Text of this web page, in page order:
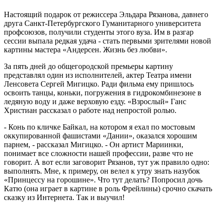
Настоящий подарок от режиссера Эльдара Рязанова, давнего
друга Санкт-Петербургского Гуманитарного университета
профсоюзов, получили студенты этого вуза. Им в разгар
сессии выпала редкая удача - стать первыми зрителями новой
картины мастера «Андерсен. Жизнь без любви».
За пять дней до общегородской премьеры картину
представлял один из исполнителей, актер Театра имени
Ленсовета Сергей Мигицко. Ради фильма ему пришлось
освоить танцы, коньки, погружения в гидрокомбинезоне в
ледяную воду и даже верховую езду. «Взрослый» Ганс
Христиан рассказал о работе над непростой ролью.
- Конь по кличке Байкал, на котором я ехал по мостовым
оккупированной фашистами «Дании», оказался хорошим
парнем, - рассказал Мигицко. - Он артист Мариинки,
понимает все сложности нашей профессии, разве что не
говорит. А вот если заговорит Рязанов, тут уж правило одно:
выполнять. Мне, к примеру, он велел к утру знать назубок
«Принцессу на горошине». Что тут делать? Попросил дочь
Катю (она играет в картине в роль Фрейлины) срочно скачать
сказку из Интернета. Так и выучил!